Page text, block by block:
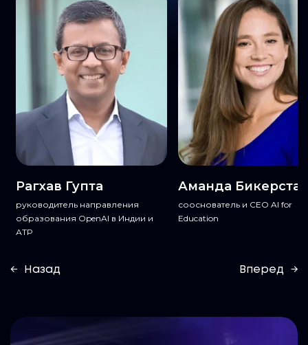
Рагхав Гупта
руководитель направления
образования OpenAI в Индии и
АТР
Аманда
сооснователь и CEO AI for
Education
← Назад Вперед →